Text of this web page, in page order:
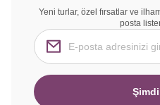
Yeni turlar, özel fırsatlar ve
posta
Şimdi